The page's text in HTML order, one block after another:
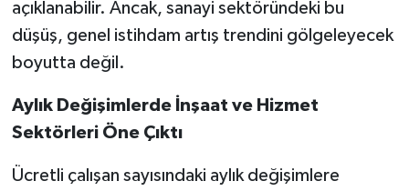
açıklanabilir. Ancak, sanayi sektöründeki bu
düşüş, genel istihdam artış trendini gölgeleyecek
boyutta değil.
Aylık Değişimlerde İnşaat ve Hizmet
Sektörleri Öne Çıktı
Ücretli çalışan sayısındaki aylık değişimlere